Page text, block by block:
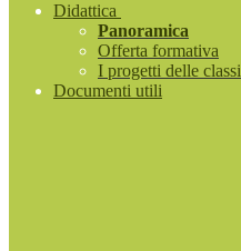
Didattica
Panoramica
Offerta formativa
I progetti delle classi
Documenti utili